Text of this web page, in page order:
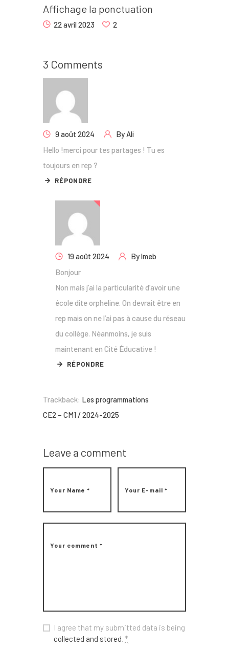
Affichage la ponctuation
22 avril 2023 2
3 Comments
9 août 2024 By Ali
Hello !merci pour tes partages ! Tu es
toujours en rep ?
RÉPONDRE
19 août 2024 Bylmeb
Bonjour
Non mais j’ai la particularité d’avoir une
école dite orpheline. On devrait être en
rep mais on ne l’ai pas à cause du réseau
du collège. Néanmoins, je suis
maintenant en Cité Éducative !
RÉPONDRE
Trackback: Les programmations
CE2 – CM1 / 2024-2025
Leave a comment
I agree that my submitted data is being
collected and stored. *